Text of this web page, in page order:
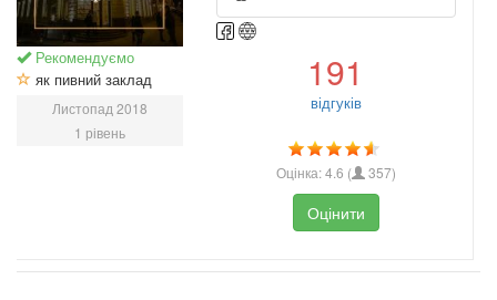
Рекомендуємо
як пивний заклад
Листопад 2018
1 рівень
191
відгуків
Оцінка:4.6 ( 357)
Оцінити